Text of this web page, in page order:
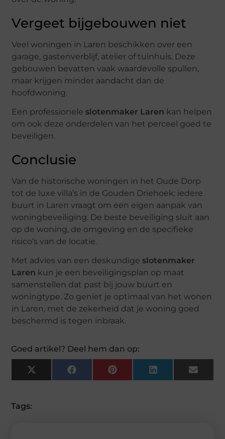
Vergeet bijgebouwen niet
Veel woningen in Laren beschikken over een
garage, gastenverblijf, atelier of tuinhuis. Deze
gebouwen bevatten vaak waardevolle spullen,
maar krijgen minder aandacht dan de
hoofdwoning.
Een professionele slotenmaker Laren kan helpen
om ook deze onderdelen van het perceel goed te
beveiligen.
Conclusie
Van de historische woningen in het Oude Dorp
tot de luxe villa’s in de Gouden Driehoek: iedere
buurt in Laren vraagt om een eigen aanpak van
woningbeveiliging. De beste beveiliging sluit aan
op de woning, de omgeving en de specifieke
risico’s van de locatie.
Met advies van een deskundige slotenmaker
Laren kun je een beveiligingsplan op maat
samenstellen dat past bij jouw buurt en
woningtype. Zo geniet je optimaal van het wonen
in Laren, met de zekerheid dat je woning goed
beschermd is tegen inbraak.
Goed artikel? Deel hem dan op:
X
(Twitter)
FacebookPinterestLinkedIn Email
Tags: